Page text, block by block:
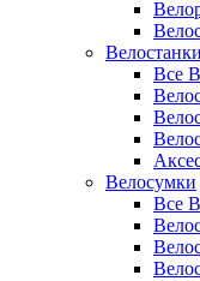
Велостанки
Все
Велосумки
Все